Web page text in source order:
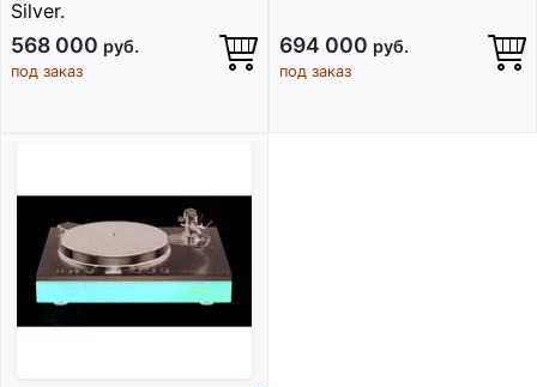
Silver.
568 000 руб.
под заказ
694 000 руб.
под заказ